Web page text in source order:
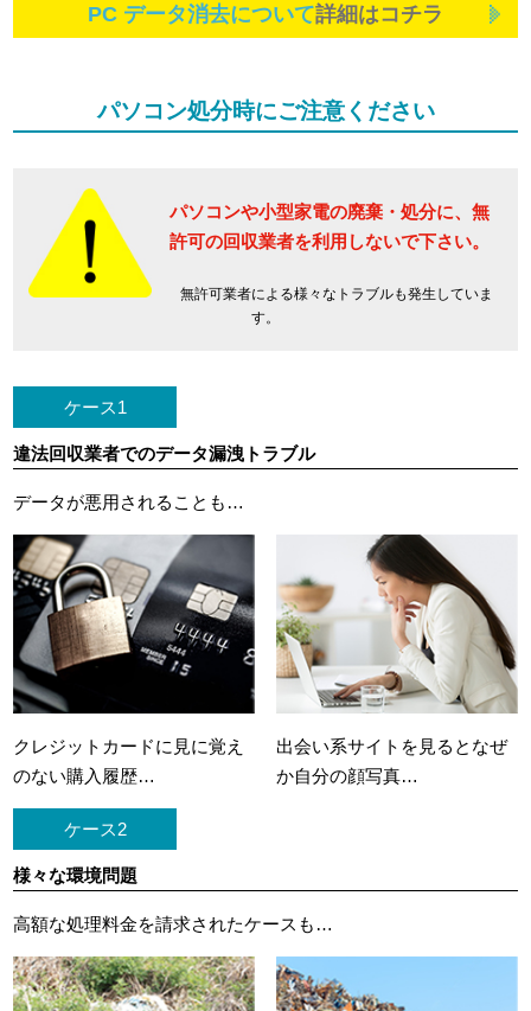
PC データ消去について詳細はコチラ
パソコン処分時にご注意ください
パソコンや小型家電の廃棄・処分に、 無
許可の回収業者を利用しないで下さい。
無許可業者による様々なトラブルも発生していま
す。
ケース1
違法回収業者でのデータ漏洩トラブル
データが悪用されることも…
クレジットカードに 見に覚え
のない購入履歴…
出会い系サイトを見ると なぜ
か自分の顔写真…
ケース2
様々な環境問題
高額な処理料金を請求されたケースも…